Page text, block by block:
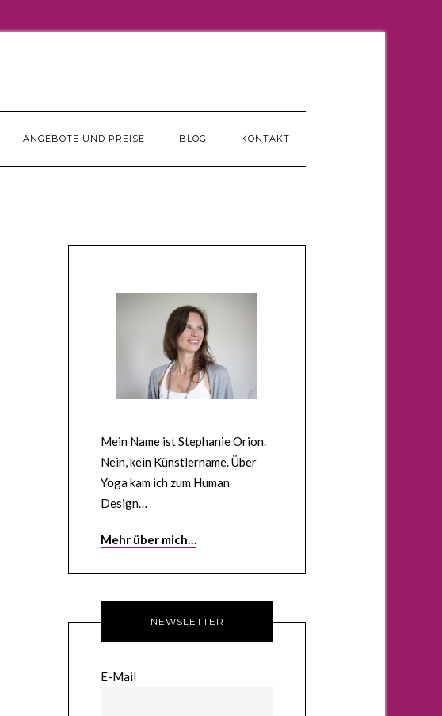
ANGEBOTE UND PREISE BLOG KONTAKT
Mein Name ist Stephanie Orion.
Nein, kein Künstlername. Über
Yoga kam ich zum Human
Design…
Mehr über mich…
NEWSLETTER
E-Mail